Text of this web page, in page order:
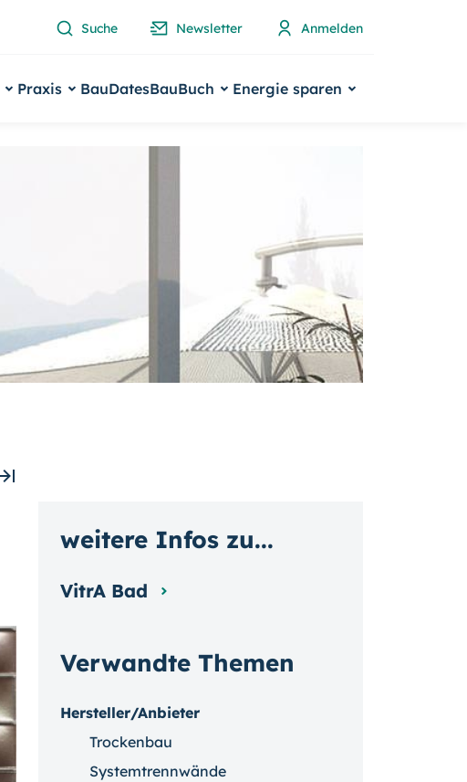
Suche Newsletter Anmelden
Praxis BauDatesBauBuch Energie sparen
Verwandte Themen
Hersteller/Anbieter
Trockenbau
Systemtrennwände
weitere Infos zu...
VitrA Bad